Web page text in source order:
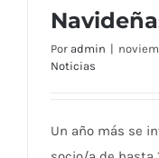
Por admin |
Noticias
Un año más se